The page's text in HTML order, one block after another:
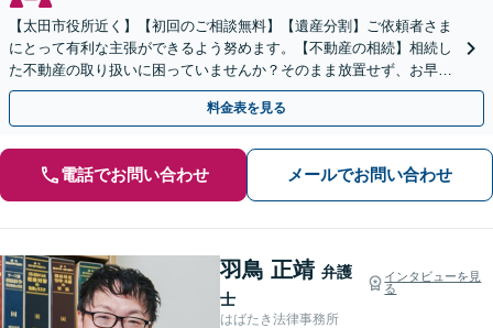
【太田市役所近く】【初回のご相談無料】【遺産分割】ご依頼者さま
にとって有利な主張ができるよう努めます。【不動産の相続】相続し
た不動産の取り扱いに困っていませんか？そのまま放置せず、お早め
にご相談を。【休日の対応可能】
料金表を見る
電話でお問い合わせ メールでお問い合わせ
羽鳥 正靖 弁護
士
インタビューを見
る
はばたき法律事務所